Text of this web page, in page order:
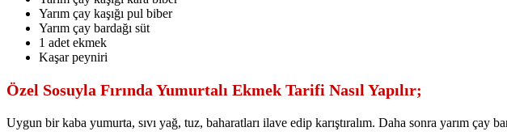
Yarım çay kaşığı pul biber
Yarım çay bardağı süt
1 adet ekmek
Kaşar peyniri
Özel Sosuyla Fırında Yumurtalı Ekmek Tarifi Nasıl Yapılır;
Uygun bir kaba yumurta, sıvı yağ, tuz, baharatları ilave edip karıştıralım. Daha sonra yarım çay